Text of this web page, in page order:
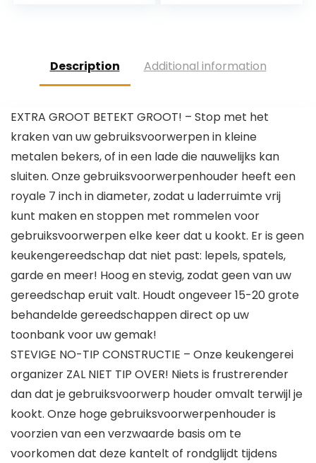
Description Additional information
EXTRA GROOT BETEKT GROOT! – Stop met het
kraken van uw gebruiksvoorwerpen in kleine
metalen bekers, of in een lade die nauwelijks kan
sluiten. Onze gebruiksvoorwerpenhouder heeft een
royale 7 inch in diameter, zodat u laderruimte vrij
kunt maken en stoppen met rommelen voor
gebruiksvoorwerpen elke keer dat u kookt. Er is geen
keukengereedschap dat niet past: lepels, spatels,
garde en meer! Hoog en stevig, zodat geen van uw
gereedschap eruit valt. Houdt ongeveer 15-20 grote
behandelde gereedschappen direct op uw
toonbank voor uw gemak!
STEVIGE NO-TIP CONSTRUCTIE – Onze keukengerei
organizer ZAL NIET TIP OVER! Niets is frustrerender
dan dat je gebruiksvoorwerp houder omvalt terwijl je
kookt. Onze hoge gebruiksvoorwerpenhouder is
voorzien van een verzwaarde basis om te
voorkomen dat deze kantelt of rondglijdt tijdens